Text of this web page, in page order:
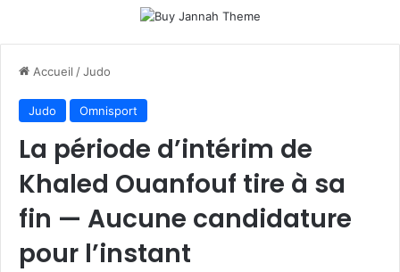
Accueil /Judo
Judo Omnisport
La période d’intérim de
Khaled Ouanfouf tire à sa
fin — Aucune candidature
pour l’instant